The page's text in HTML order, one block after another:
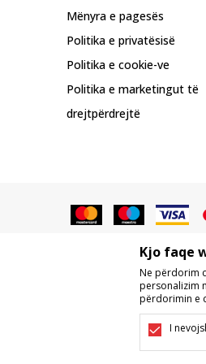
Mënyra e pagesës
Politika e privatësisë
Politika e cookie-ve
Politika e marketingut të
drejtpërdrejtë
Ne
Kjo faqe
Ne përdorim
personalizim
përdorimin e
I